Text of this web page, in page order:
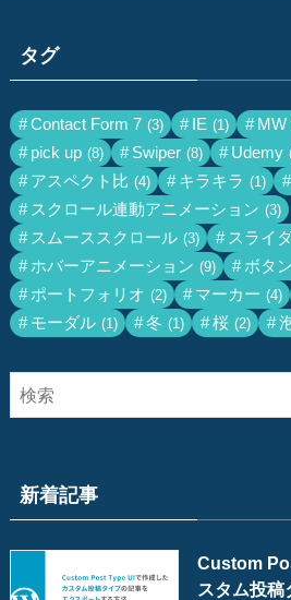
タグ
Contact Form 7 (3) IE (1) MW
pick up (8) Swiper (8) Udemy
アスペクト比 (4) キラキラ (1)
スクロール連動アニメーション (3)
スムーススクロール (3) スライ
ホバーアニメーション (9) ボタン
ポートフォリオ (2) マーカー (4)
モーダル (1) 冬 (1) 桜 (2)
新着記事
Custom
スタム投稿